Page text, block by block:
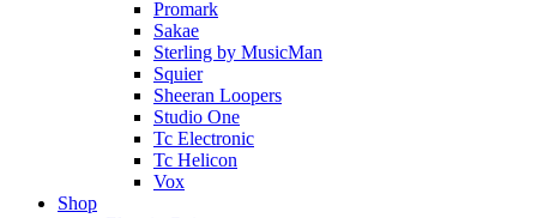
Promark
Sakae
Sterling by MusicMan
Squier
Sheeran Loopers
Studio One
Tc Electronic
Tc Helicon
Vox
Shop